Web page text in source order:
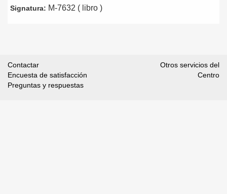
Signatura: M-7632 ( libro )
Contactar
Encuesta de satisfacción
Preguntas y respuestas
Otros servicios del
Centro